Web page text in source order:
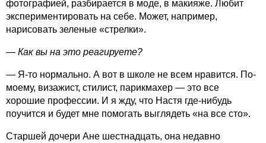
фотографией, разбирается в моде, в макияже. Любит
экспериментировать на себе. Может, например,
нарисовать зеленые «стрелки».
— Как вы на это реагируете?
— Я-то нормально. А вот в школе не всем нравится. По-
моему, визажист, стилист, парикмахер — это все
хорошие профессии. И я жду, что Настя где-нибудь
поучится и будет мне помогать выглядеть «на все сто».
Старшей дочери Ане шестнадцать, она недавно